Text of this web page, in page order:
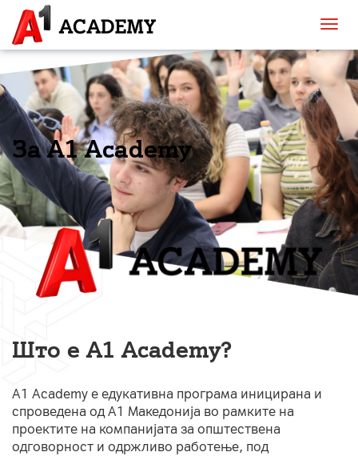
За A1 Academy
Што е A1 Academy?
A1 Academy е едукативна програма иницирана и
спроведена од А1 Македонија во рамките на
проектите на компанијата за општествена
одговорност и одржливо работење, под